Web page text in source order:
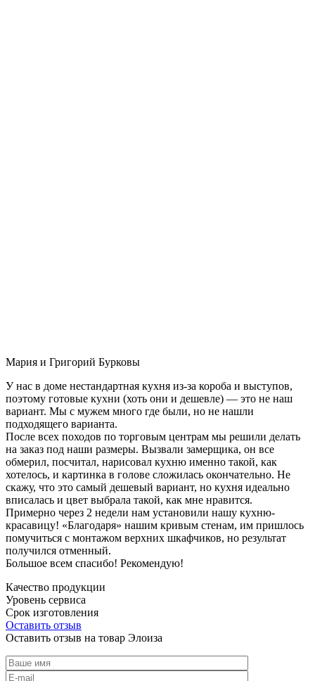
Мария и Григорий Бурковы
У нас в доме нестандартная кухня из-за короба и выступов,
поэтому готовые кухни (хоть они и дешевле) — это не наш
вариант. Мы с мужем много где были, но не нашли
подходящего варианта.
После всех походов по торговым центрам мы решили делать
на заказ под наши размеры. Вызвали замерщика, он все
обмерил, посчитал, нарисовал кухню именно такой, как
хотелось, и картинка в голове сложилась окончательно. Не
скажу, что это самый дешевый вариант, но кухня идеально
вписалась и цвет выбрала такой, как мне нравится.
Примерно через 2 недели нам установили нашу кухню-
красавицу! «Благодаря» нашим кривым стенам, им пришлось
помучиться с монтажом верхних шкафчиков, но результат
получился отменный.
Большое всем спасибо! Рекомендую!
Качество продукции
Уровень сервиса
Срок изготовления
Оставить отзыв
Оставить отзыв на товар Элоиза